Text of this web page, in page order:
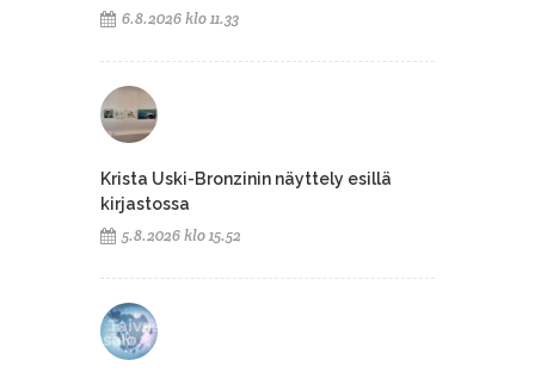
6.8.2026 klo 11.33
Krista Uski-Bronzinin näyttely esillä
kirjastossa
5.8.2026 klo 15.52